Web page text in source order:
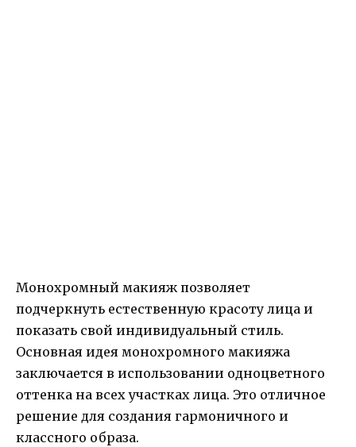
Монохромный макияж позволяет
подчеркнуть естественную красоту лица и
показать свой индивидуальный стиль.
Основная идея монохромного макияжа
заключается в использовании одноцветного
оттенка на всех участках лица. Это отличное
решение для создания гармоничного и
классного образа.